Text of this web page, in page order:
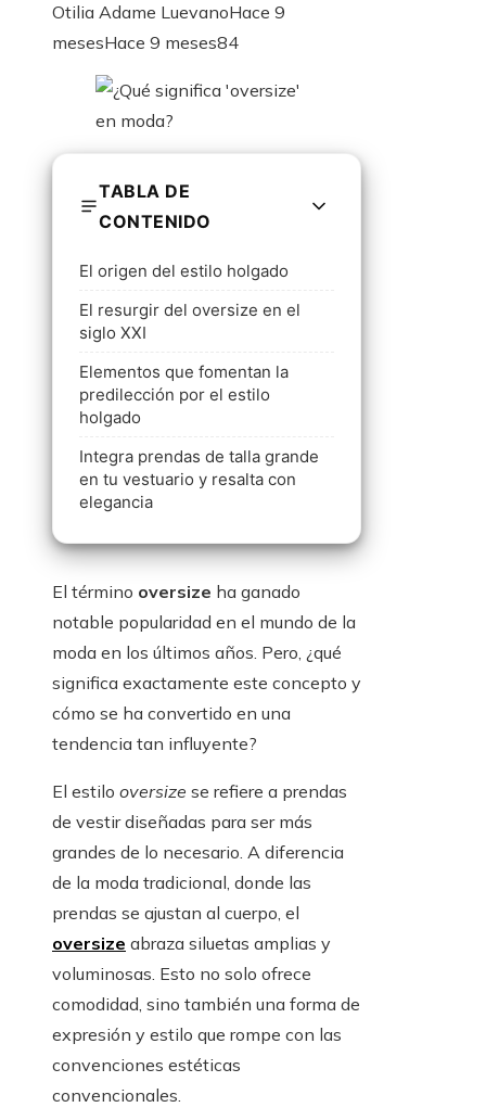
Otilia Adame LuevanoHace 9
mesesHace 9 meses84
TABLA DE
CONTENIDO
El origen del estilo holgado
El resurgir del oversize en el
siglo XXI
Elementos que fomentan la
predilección por el estilo
holgado
Integra prendas de talla grande
en tu vestuario y resalta con
elegancia
El término oversize ha ganado
notable popularidad en el mundo de la
moda en los últimos años. Pero, ¿qué
significa exactamente este concepto y
cómo se ha convertido en una
tendencia tan influyente?
El estilo oversize se refiere a prendas
de vestir diseñadas para ser más
grandes de lo necesario. A diferencia
de la moda tradicional, donde las
prendas se ajustan al cuerpo, el
oversize abraza siluetas amplias y
voluminosas. Esto no solo ofrece
comodidad, sino también una forma de
expresión y estilo que rompe con las
convenciones estéticas
convencionales.